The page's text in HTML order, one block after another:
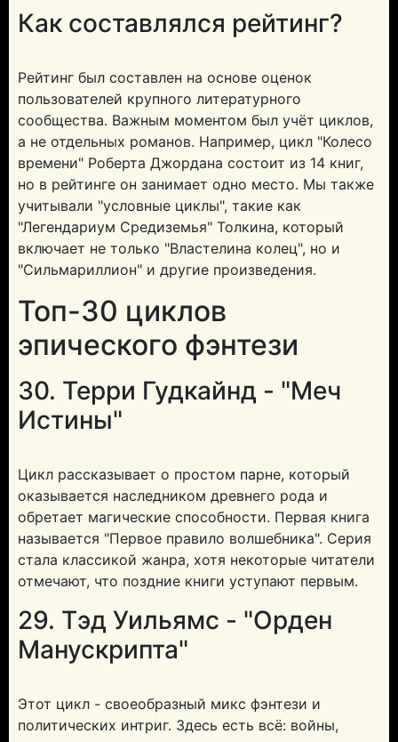
Как составлялся рейтинг?
Рейтинг был составлен на основе оценок
пользователей крупного литературного
сообщества. Важным моментом был учёт циклов,
а не отдельных романов. Например, цикл "Колесо
времени" Роберта Джордана состоит из 14 книг,
но в рейтинге он занимает одно место. Мы также
учитывали "условные циклы", такие как
"Легендариум Средиземья" Толкина, который
включает не только "Властелина колец", но и
"Сильмариллион" и другие произведения.
Топ-30 циклов
эпического фэнтези
30. Терри Гудкайнд - "Меч
Истины"
Цикл рассказывает о простом парне, который
оказывается наследником древнего рода и
обретает магические способности. Первая книга
называется "Первое правило волшебника". Серия
стала классикой жанра, хотя некоторые читатели
отмечают, что поздние книги уступают первым.
29. Тэд Уильямс - "Орден
Манускрипта"
Этот цикл - своеобразный микс фэнтези и
политических интриг. Здесь есть всё: войны,